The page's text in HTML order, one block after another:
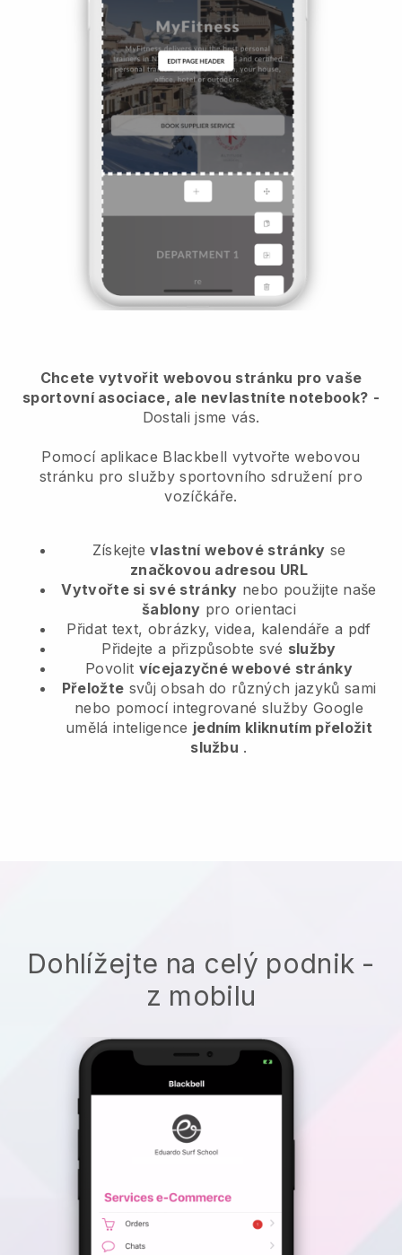
Chcete vytvořit webovou stránku pro vaše
sportovní asociace, ale nevlastníte notebook? -
Dostali jsme vás.
Pomocí aplikace Blackbell vytvořte webovou
stránku pro služby sportovního sdružení pro
vozíčkáře.
Získejtevlastní webové stránky se
značkovou adresou URL
Vytvořte si své stránky nebo použijte naše
šablony pro orientaci
Přidat text, obrázky, videa, kalendáře a pdf
Přidejte a přizpůsobte své služby
Povolit vícejazyčné webové stránky
Přeložte svůj obsah do různých jazyků sami
nebo pomocí integrované služby Google
umělá inteligence jedním kliknutím přeložit
službu .
Dohlížejte na celý podnik -
z mobilu